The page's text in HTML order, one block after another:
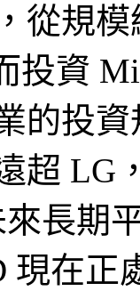
從規
投資
的投
超 LG
長期
現在正